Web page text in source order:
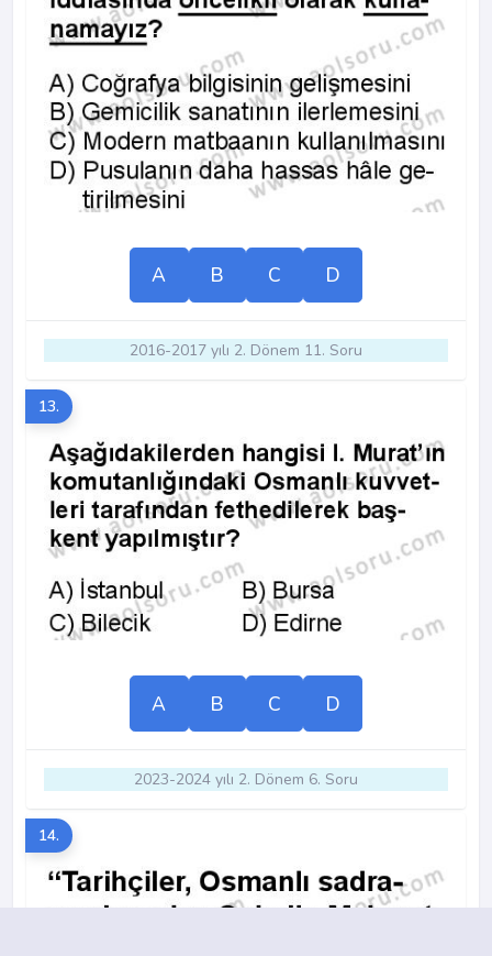
A B C D
2016-2017 yılı 2. Dönem 11. Soru
13.
A B C D
2023-2024 yılı 2. Dönem 6. Soru
14.